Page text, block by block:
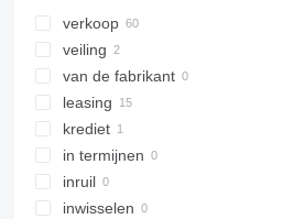
verkoop
veiling
van de fabrikant
leasing
krediet
in termijnen
inruil
inwisselen